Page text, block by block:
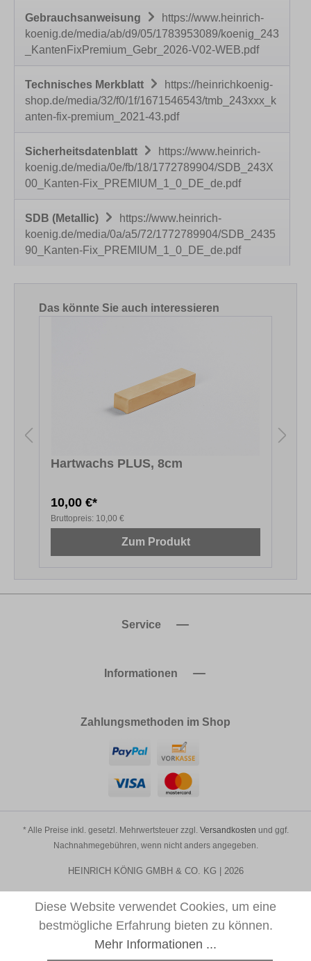
Gebrauchsanweisung
https://www.heinrich-
koenig.de/media/ab/d9/05/1783953089/koenig_243
_KantenFixPremium_Gebr_2026-V02-WEB.pdf
Technisches Merkblatt
https://heinrichkoenig-
shop.de/media/32/f0/1f/1671546543/tmb_243xxx_k
anten-fix-premium_2021-43.pdf
Sicherheitsdatenblatt
https://www.heinrich-
koenig.de/media/0e/fb/18/1772789904/SDB_243X
00_Kanten-Fix_PREMIUM_1_0_DE_de.pdf
SDB (Metallic)
https://www.heinrich-
koenig.de/media/0a/a5/72/1772789904/SDB_2435
90_Kanten-Fix_PREMIUM_1_0_DE_de.pdf
Produktgalerie überspringen
Das könnte Sie auch interessieren
Hartwachs PLUS, 8cm
10,00 €*
Bruttopreis: 10,00 €
Zum Produkt
Service
Informationen
Zahlungsmethoden im Shop
* Alle Preise inkl. gesetzl. Mehrwertsteuer zzgl. Versandkosten und ggf.
Nachnahmegebühren, wenn nicht anders angegeben.
HEINRICH KÖNIG GMBH & CO. KG | 2026
Diese Website verwendet Cookies, um eine
bestmögliche Erfahrung bieten zu können.
Mehr Informationen ...